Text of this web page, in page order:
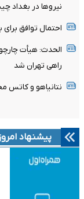
نیروها در بغداد
احتمال توافق برای بازگشایی ۳۰ تا ۶۰
الحدث: هیأت
راهی تهران شد
نتانیاهو و کاتس
پیشنهاد امروز